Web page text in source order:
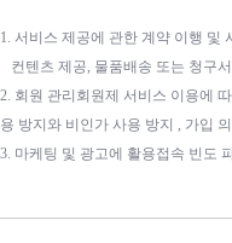
1. 서비스 제공에 관한 계약 이행 및
컨텐츠 제공, 물품배송 또는 청구
2. 회원 관리회원제 서비스 이용에
용 방지와 비인가 사용 방지 , 가입
3. 마케팅 및 광고에 활용접속 빈도